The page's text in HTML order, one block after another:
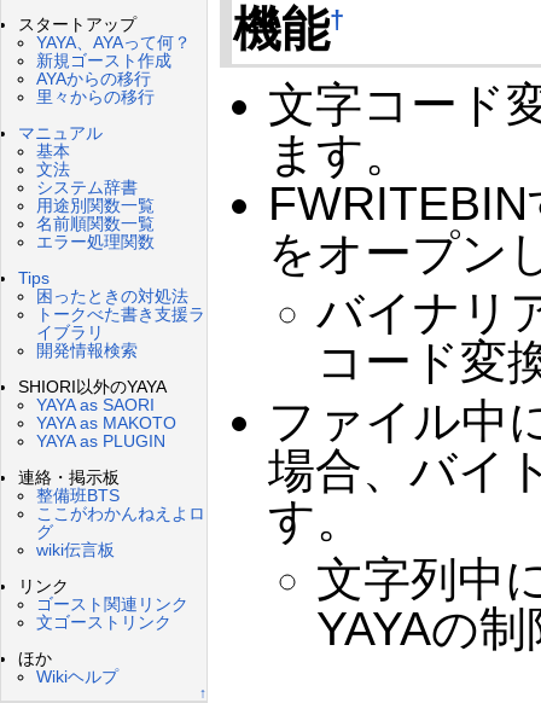
スタートアップ
YAYA、AYAって何？
新規ゴースト作成
AYAからの移行
里々からの移行
マニュアル
基本
文法
システム辞書
用途別関数一覧
名前順関数一覧
エラー処理関数
Tips
困ったときの対処法
トークべた書き支援ラ
イブラリ
開発情報検索
SHIORI以外のYAYA
YAYA as SAORI
YAYA as MAKOTO
YAYA as PLUGIN
連絡・掲示板
整備班BTS
ここがわかんねえよロ
グ
wiki伝言板
リンク
ゴースト関連リンク
文ゴーストリンク
ほか
Wikiヘルプ
↑
機能†
文字コード
ます。
をオープン
バイナリ
コード変
ファイル中
場合、バイ
す。
文字列中
YAYAの